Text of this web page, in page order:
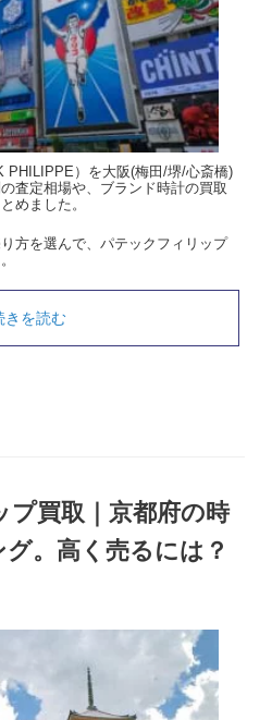
PHILIPPE）を大阪(梅田/堺/心斎橋)
査定相場や、ブランド時計の買取
めました。
方を選んで、パテックフィリップ
きを読む
買取｜京都府の時
。高く売るには？